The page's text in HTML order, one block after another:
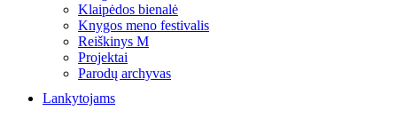
Klaipėdos bienalė
Knygos meno festivalis
Reiškinys M
Projektai
Parodų archyvas
Lankytojams